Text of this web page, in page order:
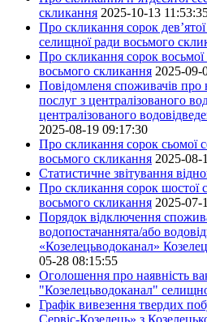
скликання 2025-10-13
Про скликання сорок дев’ятої
селищної ради восьмого
Про скликання сорок восьмої
восьмого скликання 2025-09-
Повідомленя споживачів про
послуг з централізованого
централізованого
2025-08-19 09:17:30
Про скликання сорок сьомої
восьмого скликання 2025-08-
Статистичне звітування
Про скликання сорок шостої
восьмого скликання 2025-07-
Порядок відключення
водопостачаннята/або
«Козелецьводоканал»
05-28 08:15:55
Оголошення про наявність
"Козелецьводоканал"
Графік вивезення твердих
Сервіс-Козелець» з